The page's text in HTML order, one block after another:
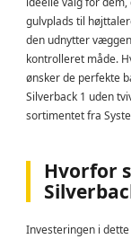
gulvplads til
den udnytter
kontrolleret måde.
ønsker de perfekte
Silverback 1 uden
sortimentet fra
Hvorfor
Investeringen i